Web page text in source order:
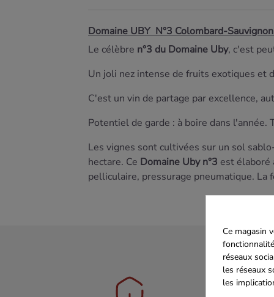
Domaine UBY N°3 Colombard-
Le célèbre n°3 du Domaine Uby, c'est
Un joli nez intense de fruits exotiques et
C'est un vin de partage par excellence,
Potentiel de garde : à boire dans
Les vignes sont cultivées sur un sol
hectare. Ce Domaine Uby n°3 est
pelliculaire, pressurage pneumatique.
Ce magasin
réseaux
les réseaux
les